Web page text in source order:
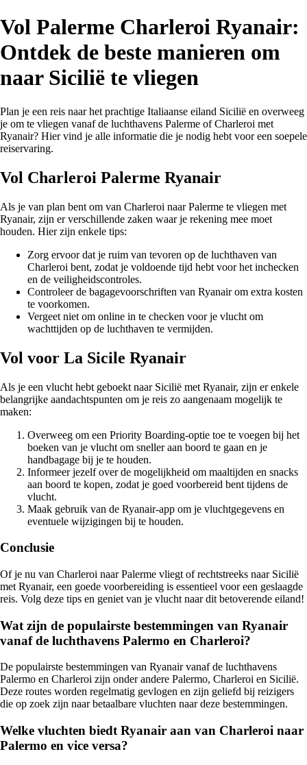
Vol Palerme Charleroi Ryanair:
Ontdek de beste manieren om
naar Sicilië te vliegen
Plan je een reis naar het prachtige Italiaanse eiland Sicilië en overweeg
je om te vliegen vanaf de luchthavens Palerme of Charleroi met
Ryanair? Hier vind je alle informatie die je nodig hebt voor een soepele
reiservaring.
Vol Charleroi Palerme Ryanair
Als je van plan bent om van Charleroi naar Palerme te vliegen met
Ryanair, zijn er verschillende zaken waar je rekening mee moet
houden. Hier zijn enkele tips:
Zorg ervoor dat je ruim van tevoren op de luchthaven van
Charleroi bent, zodat je voldoende tijd hebt voor het inchecken
en de veiligheidscontroles.
Controleer de bagagevoorschriften van Ryanair om extra kosten
te voorkomen.
Vergeet niet om online in te checken voor je vlucht om
wachttijden op de luchthaven te vermijden.
Vol voor La Sicile Ryanair
Als je een vlucht hebt geboekt naar Sicilië met Ryanair, zijn er enkele
belangrijke aandachtspunten om je reis zo aangenaam mogelijk te
maken:
Overweeg om een Priority Boarding-optie toe te voegen bij het
boeken van je vlucht om sneller aan boord te gaan en je
handbagage bij je te houden.
Informeer jezelf over de mogelijkheid om maaltijden en snacks
aan boord te kopen, zodat je goed voorbereid bent tijdens de
vlucht.
Maak gebruik van de Ryanair-app om je vluchtgegevens en
eventuele wijzigingen bij te houden.
Conclusie
Of je nu van Charleroi naar Palerme vliegt of rechtstreeks naar Sicilië
met Ryanair, een goede voorbereiding is essentieel voor een geslaagde
reis. Volg deze tips en geniet van je vlucht naar dit betoverende eiland!
Wat zijn de populairste bestemmingen van Ryanair
vanaf de luchthavens Palermo en Charleroi?
De populairste bestemmingen van Ryanair vanaf de luchthavens
Palermo en Charleroi zijn onder andere Palermo, Charleroi en Sicilië.
Deze routes worden regelmatig gevlogen en zijn geliefd bij reizigers
die op zoek zijn naar betaalbare vluchten naar deze bestemmingen.
Welke vluchten biedt Ryanair aan van Charleroi naar
Palermo en vice versa?